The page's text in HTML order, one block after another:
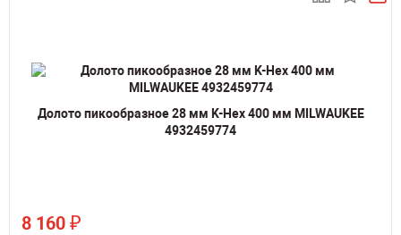
Долото пикообразное 28 мм K-Hex 400 мм MILWAUKEE
4932459774
8 160 ₽